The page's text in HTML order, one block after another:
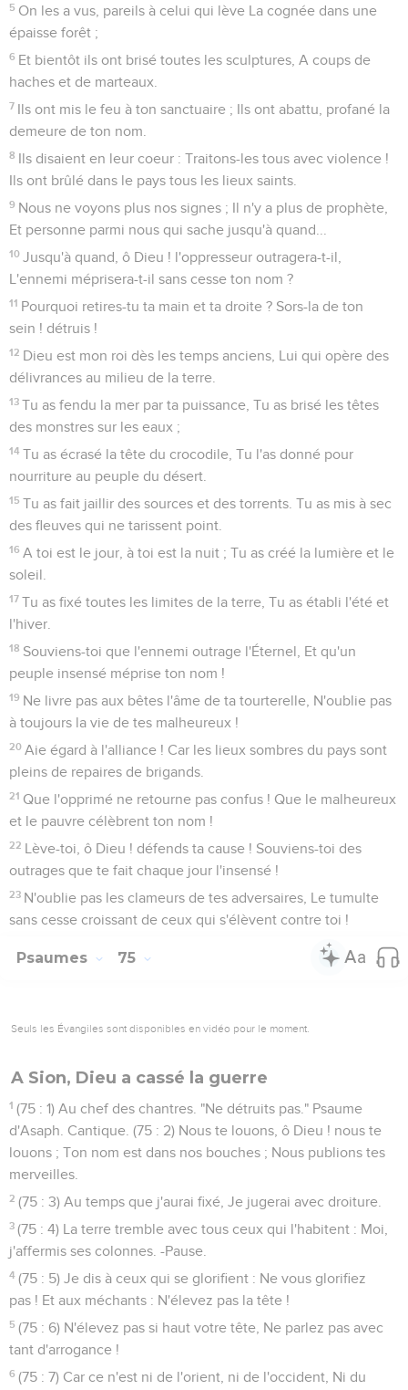
5 On les a vus, pareils à celui qui lève La cognée dans une
épaisse forêt ;
6 Et bientôt ils ont brisé toutes les sculptures, A coups de
haches et de marteaux.
7 Ils ont mis le feu à ton sanctuaire ; Ils ont abattu, profané la
demeure de ton nom.
8 Ils disaient en leur coeur : Traitons-les tous avec violence !
Ils ont brûlé dans le pays tous les lieux saints.
9 Nous ne voyons plus nos signes ; Il n'y a plus de prophète,
Et personne parmi nous qui sache jusqu'à quand...
10 Jusqu'à quand, ô Dieu ! l'oppresseur outragera-t-il,
L'ennemi méprisera-t-il sans cesse ton nom ?
11 Pourquoi retires-tu ta main et ta droite ? Sors-la de ton
sein ! détruis !
12 Dieu est mon roi dès les temps anciens, Lui qui opère des
délivrances au milieu de la terre.
13 Tu as fendu la mer par ta puissance, Tu as brisé les têtes
des monstres sur les eaux ;
14 Tu as écrasé la tête du crocodile, Tu l'as donné pour
nourriture au peuple du désert.
15 Tu as fait jaillir des sources et des torrents. Tu as mis à sec
des fleuves qui ne tarissent point.
16 A toi est le jour, à toi est la nuit ; Tu as créé la lumière et le
soleil.
17 Tu as fixé toutes les limites de la terre, Tu as établi l'été et
l'hiver.
18 Souviens-toi que l'ennemi outrage l'Éternel, Et qu'un
peuple insensé méprise ton nom !
19 Ne livre pas aux bêtes l'âme de ta tourterelle, N'oublie pas
à toujours la vie de tes malheureux !
20 Aie égard à l'alliance ! Car les lieux sombres du pays sont
pleins de repaires de brigands.
21 Que l'opprimé ne retourne pas confus ! Que le malheureux
et le pauvre célèbrent ton nom !
22 Lève-toi, ô Dieu ! défends ta cause ! Souviens-toi des
outrages que te fait chaque jour l'insensé !
23 N'oublie pas les clameurs de tes adversaires, Le tumulte
sans cesse croissant de ceux qui s'élèvent contre toi !
Psaumes 75
Seuls les Évangiles sont disponibles en vidéo pour le moment.
A Sion, Dieu a cassé la guerre
1 (75 : 1) Au chef des chantres. "Ne détruits pas." Psaume
d'Asaph. Cantique. (75 : 2) Nous te louons, ô Dieu ! nous te
louons ; Ton nom est dans nos bouches ; Nous publions tes
merveilles.
2 (75 : 3) Au temps que j'aurai fixé, Je jugerai avec droiture.
3 (75 : 4) La terre tremble avec tous ceux qui l'habitent : Moi,
j'affermis ses colonnes. -Pause.
4 (75 : 5) Je dis à ceux qui se glorifient : Ne vous glorifiez
pas ! Et aux méchants : N'élevez pas la tête !
5 (75 : 6) N'élevez pas si haut votre tête, Ne parlez pas avec
tant d'arrogance !
6 (75 : 7) Car ce n'est ni de l'orient, ni de l'occident, Ni du